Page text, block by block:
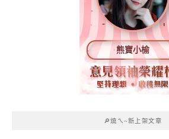
熊寶小榆
🔎燒ㄟ~新上架文章